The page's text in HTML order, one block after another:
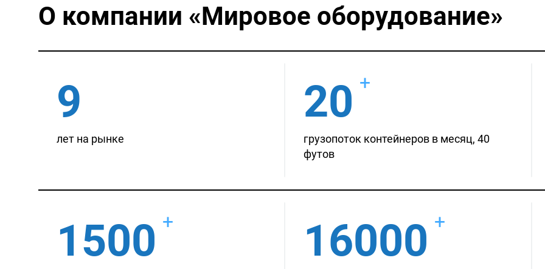
О компании «Мировое оборудование»
9
лет на рынке
20 +
грузопоток контейнеров в месяц, 40
футов
1500 + 16000 +